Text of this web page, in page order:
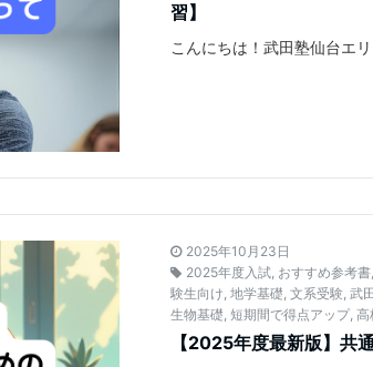
習】
こんにちは！武田塾仙台エ
2025年10月23日
2025年度入試, おすすめ参考書
験生向け,地学基礎,文系受験,武
生物基礎,短期間で得点アップ,高
【2025年度最新版】共